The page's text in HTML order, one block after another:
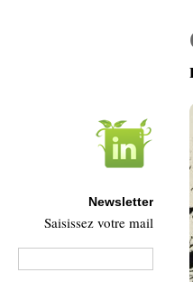
Newsletter
Saisissez votre mail